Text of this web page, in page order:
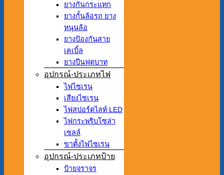
ยางกันกระแทก
ยางกั้นล้อรถ ยาง
หนุนล้อ
ยางป้องกันสาย
เคเบิ้ล
ยางปีนฟุตบาท
อุปกรณ์-ประเภทไฟ
ไฟไซเรน
เสียงไซเรน
ไฟสปอร์ตไลท์ LED
ไฟกระพริบโซล่า
เซลล์
ขาตั้งไฟไซเรน
อุปกรณ์-ประเภทป้าย
ป้ายจราจร